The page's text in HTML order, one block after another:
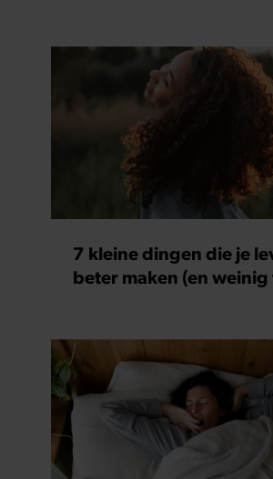
7 kleine dingen die je
beter maken (en